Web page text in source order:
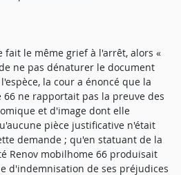
fait le même grief à l'arrêt, alors «
ne pas dénaturer le document
la cour a énoncé que la
66 ne rapportait pas la preuve des
et d'image dont elle
pièce justificative n'était
demande ; qu'en statuant de la
Renov mobilhome 66 produisait
d'indemnisation de ses préjudices